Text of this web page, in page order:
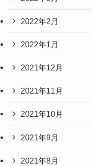
2022年2月
2022年1月
2021年12月
2021年11月
2021年10月
2021年9月
2021年8月